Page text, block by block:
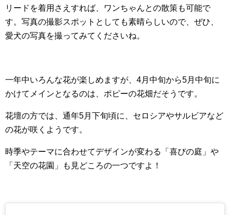
リードを着用さえすれば、ワンちゃんとの散策も可能で
す。写真の撮影スポットとしても素晴らしいので、ぜひ、
愛犬の写真を撮ってみてくださいね。
一年中いろんな花が楽しめますが、4月中旬から5月中旬に
かけてメインとなるのは、ポピーの花畑だそうです。
花壇の方では、通年5月下旬頃に、セロシアやサルビアなど
の花が咲くようです。
時季やテーマに合わせてデザインが変わる「喜びの庭」や
「天空の花園」も見どころの一つですよ！